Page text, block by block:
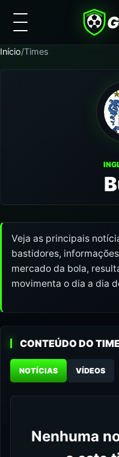
Início/Times
Veja as principais
bastidores,
mercado da bola,
movimenta o dia a dia
CONTEÚDO DO
NOTÍCIAS VÍDEOS
Nenhuma